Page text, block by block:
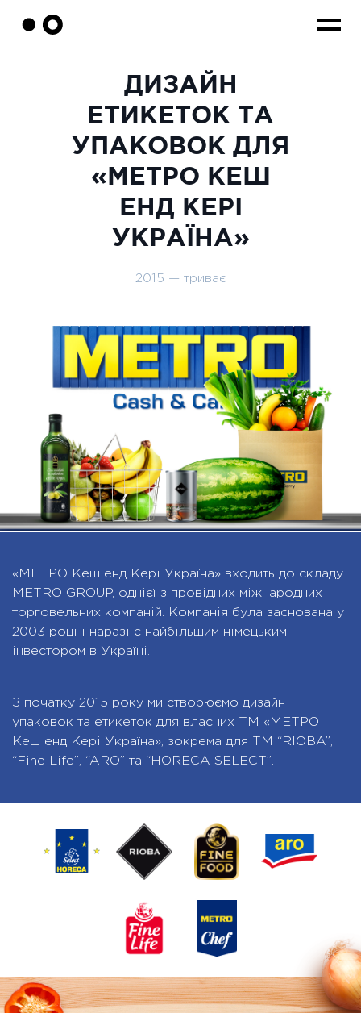
ДИЗАЙН
ЕТИКЕТОК ТА
УПАКОВОК ДЛЯ
«МЕТРО КЕШ
ЕНД КЕРІ
УКРАЇНА»
2015 — триває
«МЕТРО Кеш енд Кері Україна» входить до складу
METRO GROUP, однієї з провідних міжнародних
торговельних компаній. Компанія була заснована у
2003 році і наразі є найбільшим німецьким
інвестором в Україні.
З початку 2015 року ми створюємо дизайн
упаковок та етикеток для власних ТМ «МЕТРО
Кеш енд Кері Україна», зокрема для ТМ “RIOBA”,
“Fine Life”, “ARO” та “HORECA SELECT”.